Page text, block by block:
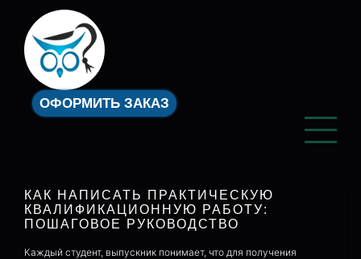
ОФОРМИТЬ ЗАКАЗ
КАК НАПИСАТЬ ПРАКТИЧЕСКУЮ
КВАЛИФИКАЦИОННУЮ РАБОТУ:
ПОШАГОВОЕ РУКОВОДСТВО
Каждый студент, выпускник понимает, что для получения